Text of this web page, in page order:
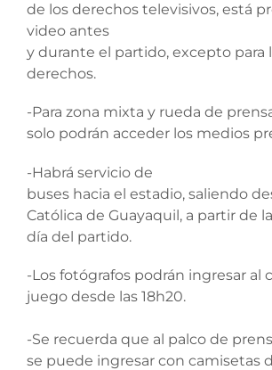
de los derechos televisivos, está
video antes
y durante el partido, excepto para
derechos.
-Para zona mixta y rueda de
solo podrán acceder los medios
-Habrá servicio de
buses hacia el estadio, saliendo
Católica de Guayaquil, a partir de
día del partido.
-Los fotógrafos podrán ingresar al
juego desde las 18h20.
-Se recuerda que al palco de
se puede ingresar con